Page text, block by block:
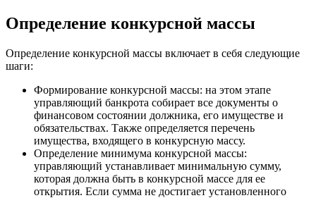
Определение конкурсной массы
Определение конкурсной массы включает в себя следующие
шаги:
Формирование конкурсной массы: на этом этапе
управляющий банкрота собирает все документы о
финансовом состоянии должника, его имуществе и
обязательствах. Также определяется перечень
имущества, входящего в конкурсную массу.
Определение минимума конкурсной массы:
управляющий устанавливает минимальную сумму,
которая должна быть в конкурсной массе для ее
открытия. Если сумма не достигает установленного